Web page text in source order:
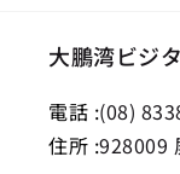
大鵬湾ビジ
電話 :(08)
住所 :928009